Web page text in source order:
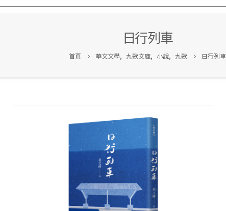
日行列車
首頁 華文文學, 九歌文庫, 小說, 九歌 日行列車